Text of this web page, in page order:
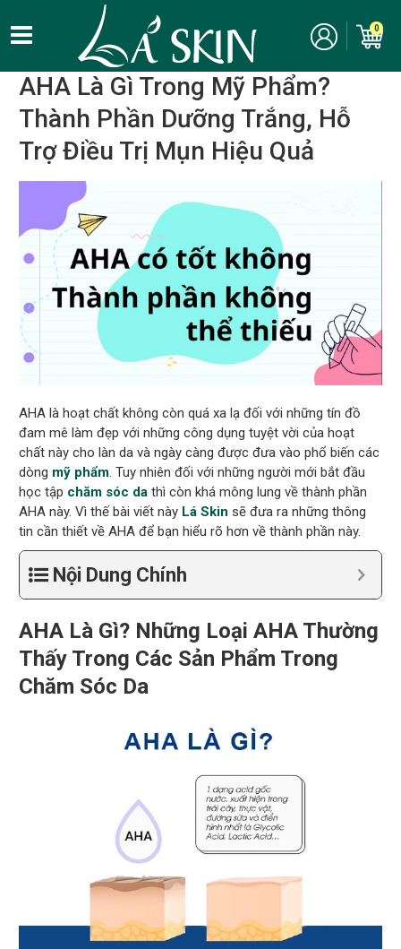
0
Kinh nghiệm, bí quyết làm đẹp
Thành phần mỹ
phẩm
AHA
AHA Là Gì Trong Mỹ Phẩm?
Thành Phần Dưỡng Trắng, Hỗ
Trợ Điều Trị Mụn Hiệu Quả
AHA là hoạt chất không còn quá xa lạ đối với những tín đồ
đam mê làm đẹp với những công dụng tuyệt vời của hoạt
chất này cho làn da và ngày càng được đưa vào phổ biến các
dòng mỹ phẩm. Tuy nhiên đối với những người mới bắt đầu
học tập chăm sóc da thì còn khá mông lung về thành phần
AHA này. Vì thế bài viết này Lá Skin sẽ đưa ra những thông
tin cần thiết về AHA để bạn hiểu rõ hơn về thành phần này.
Nội Dung Chính
AHA Là Gì? Những Loại AHA Thường
Thấy Trong Các Sản Phẩm Trong
Chăm Sóc Da